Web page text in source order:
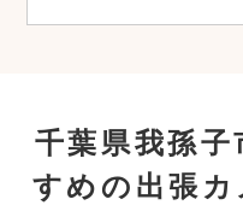
千葉県我孫
すめの出張